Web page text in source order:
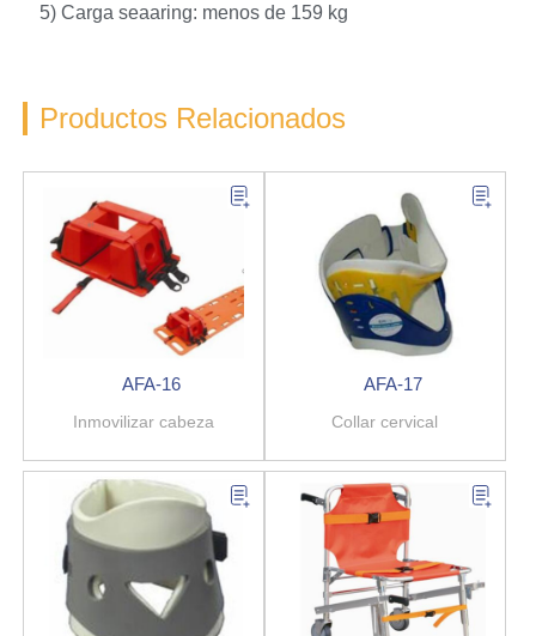
5) Carga seaaring: menos de 159 kg
Productos Relacionados
AFA-16
Inmovilizar cabeza
AFA-17
Collar cervical